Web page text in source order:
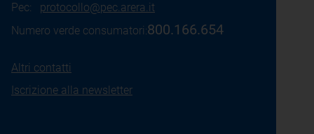
Pec: protocollo@pec.arera.it
Numero verde consumatori:800.166.654
Altri contatti
Iscrizione alla newsletter